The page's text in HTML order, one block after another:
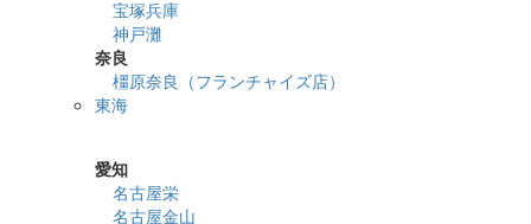
宝塚兵庫
神戸灘
奈良
橿原奈良（フランチャイズ店）
東海
愛知
名古屋栄
名古屋金山